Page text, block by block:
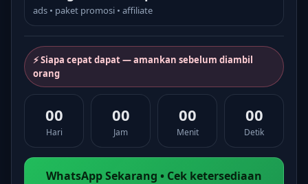
ads • paket promosi • affiliate
⚡ Siapa cepat dapat — amankan sebelum diambil
orang
00
Hari
00
Jam
00
Menit
00
Detik
WhatsApp Sekarang • Cek ketersediaan